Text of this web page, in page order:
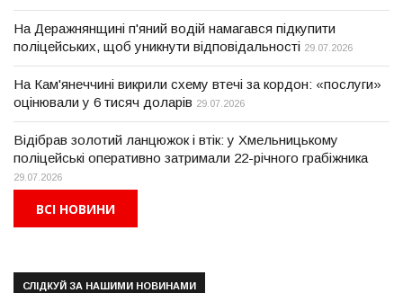
На Деражнянщині п'яний водій намагався підкупити
поліцейських, щоб уникнути відповідальності 29.07.2026
На Кам'янеччині викрили схему втечі за кордон: «послуги»
оцінювали у 6 тисяч доларів 29.07.2026
Відібрав золотий ланцюжок і втік: у Хмельницькому
поліцейські оперативно затримали 22-річного грабіжника
29.07.2026
ВСІ НОВИНИ
СЛІДКУЙ ЗА НАШИМИ НОВИНАМИ